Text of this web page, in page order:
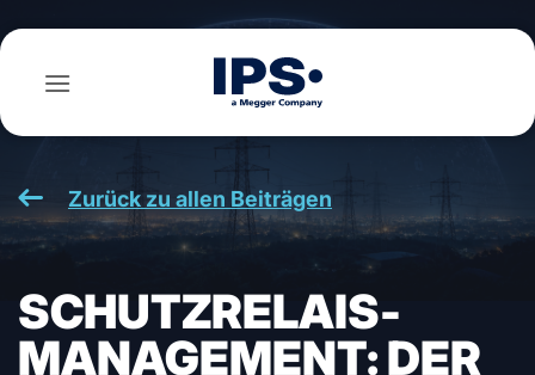
Inhalt
springen
Zurück zu allen Beiträgen
SCHUTZRELAIS-
MANAGEMENT: DER